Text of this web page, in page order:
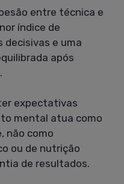
entre técnica e
índice de
e uma
após
expectativas
mental atua como
não como
ou de nutrição
de resultados.